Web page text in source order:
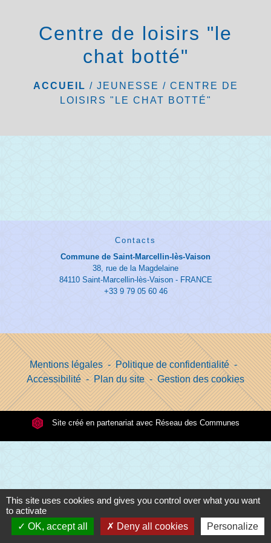
Centre de loisirs "le
chat botté"
ACCUEIL / JEUNESSE / CENTRE DE
LOISIRS "LE CHAT BOTTÉ"
Contacts
Commune de Saint-Marcellin-lès-Vaison
38, rue de la Magdelaine
84110 Saint-Marcellin-lès-Vaison - FRANCE
+33 9 79 05 60 46
Mentions légales - Politique de confidentialité -
Accessibilité - Plan du site - Gestion des cookies
Site créé en partenariat avec Réseau des Communes
This site uses cookies and gives you control over what you want
to activate
OK, accept all
Deny all cookies Personalize